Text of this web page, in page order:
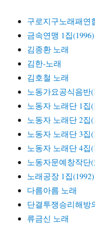
구로지구노래패연
금속연맹 1집(1996)
김종환 노래
김한-노래
김호철 노래
노동가요공식음반
노동자 노래단 1집
노동자 노래단 2집
노동자 노래단 3집
노동자 노래단 4집
노동자문예창작단
노래공장 1집(1992)
다름아름 노래
단결투쟁승리해방
류금신 노래